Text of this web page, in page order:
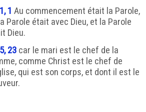
1 Au commencement était la Parole,
Parole était avec Dieu, et la Parole
Dieu.
23 car le mari est le chef de la
comme Christ est le chef de
qui est son corps, et dont il est le